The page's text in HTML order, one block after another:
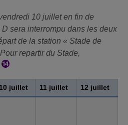
10 juillet en fin de
sera interrompu dans les deux
de la station « Stade de
repartir du Stade,
10 juillet 11 juillet 12 juillet